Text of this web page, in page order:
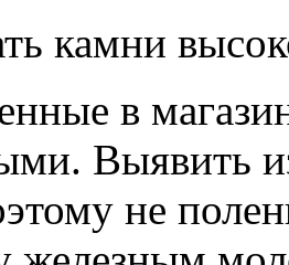
камни
в
Выявить
не